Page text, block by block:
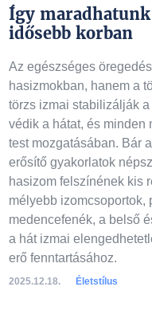
Így maradhatunk
idősebb korban
Az egészséges
hasizmokban, hanem a
törzs izmai stabilizálják
védik a hátat, és minden
test mozgatásában. Bár
erősítő gyakorlatok
hasizom felszínének kis
mélyebb izomcsoportok,
medencefenék, a belső
a hát izmai
erő fenntartásához.
2025.12.18. Életstílus